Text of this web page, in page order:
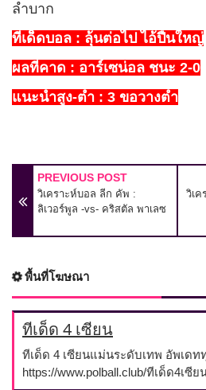
ลำบาก
ทีเด็ดบอล : ลุ้นต่อไป ไอ้ปืนใหญ่
ผลที่คาด : อาร์เซน่อล ชนะ 2-0
แนะนำสูง-ตำ่ : 3 ขอวางตำ่
PREVIOUS POST
วิเคราะห์บอล ลีก คัพ :
ลิเวอร์พูล -vs- คริสตัล พาเลซ
วิเค
พื้นที่โฆษณา
ทีเด็ด 4 เซียน
ทีเด็ด 4 เซียนแม่นระดับเทพ อัพเดท
https://www.polball.club/ทีเด็ด4เซีย